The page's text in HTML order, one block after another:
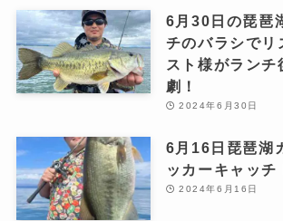
6月30日の琵琶
チのバラシでリ
スト様がラン
劇！
2024年6月30日
6月16日琵琶湖
ッカーキャッチ
2024年6月16日